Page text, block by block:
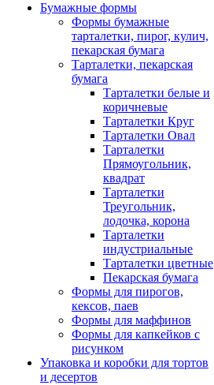
Бумажные формы
Формы бумажные
тарталетки, пирог, кулич,
пекарская бумага
Тарталетки, пекарская
бумага
Тарталетки белые и
коричневые
Тарталетки Круг
Тарталетки Овал
Тарталетки
Прямоугольник,
квадрат
Тарталетки
Треугольник,
лодочка, корона
Тарталетки
индустриальные
Тарталетки цветные
Пекарская бумага
Формы для пирогов,
кексов, паев
Формы для маффинов
Формы для капкейков с
рисунком
Упаковка и коробки для тортов
и десертов